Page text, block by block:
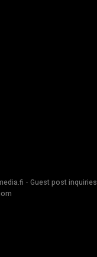
- Guest post inquiries